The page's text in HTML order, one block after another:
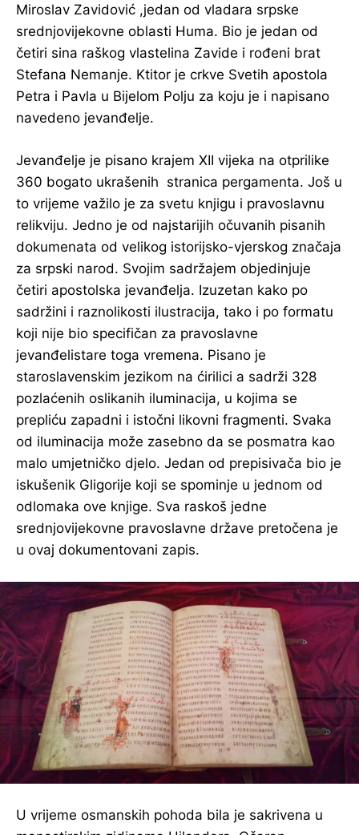
Miroslav Zavidović ,jedan od vladara srpske
srednjovijekovne oblasti Huma. Bio je jedan od
četiri sina raškog vlastelina Zavide i rođeni brat
Stefana Nemanje. Ktitor je crkve Svetih apostola
Petra i Pavla u Bijelom Polju za koju je i napisano
navedeno jevanđelje.
Jevanđelje je pisano krajem XII vijeka na otprilike
360 bogato ukrašenih stranica pergamenta. Još u
to vrijeme važilo je za svetu knjigu i pravoslavnu
relikviju. Jedno je od najstarijih očuvanih pisanih
dokumenata od velikog istorijsko-vjerskog značaja
za srpski narod. Svojim sadržajem objedinjuje
četiri apostolska jevanđelja. Izuzetan kako po
sadržini i raznolikosti ilustracija, tako i po formatu
koji nije bio specifičan za pravoslavne
jevanđelistare toga vremena. Pisano je
staroslavenskim jezikom na ćirilici a sadrži 328
pozlaćenih oslikanih iluminacija, u kojima se
prepliću zapadni i istočni likovni fragmenti. Svaka
od iluminacija može zasebno da se posmatra kao
malo umjetničko djelo. Jedan od prepisivača bio je
iskušenik Gligorije koji se spominje u jednom od
odlomaka ove knjige. Sva raskoš jedne
srednjovijekovne pravoslavne države pretočena je
u ovaj dokumentovani zapis.
U vrijeme osmanskih pohoda bila je sakrivena u